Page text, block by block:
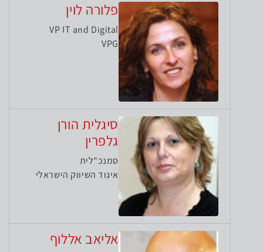
פלורה לוין
VP IT and Digital
VPG
סיגלית הורן
גלפרין
סמנכ"לית
איגוד השיווק הישראלי
אליאב אללוף